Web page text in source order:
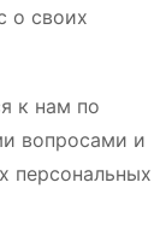
о своих
к нам по
вопросами и
персональных